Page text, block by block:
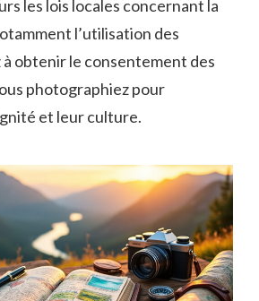
les lois locales concernant la
l’utilisation des
obtenir le consentement des
photographiez pour
et leur culture.